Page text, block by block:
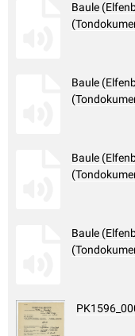
Baule
Baule
Baule
Baule